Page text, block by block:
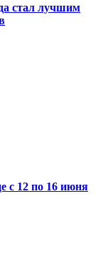
стал лучшим
с 12 по 16 июня